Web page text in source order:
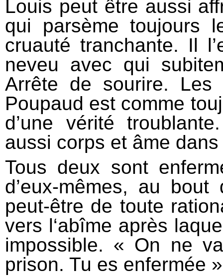
Louis peut être aussi
qui parsème toujours
cruauté tranchante. Il
neveu avec qui
Arrête de sourire. Les
Poupaud est comme
d’une vérité
aussi corps et âme
Tous deux sont
d’eux-mêmes, au bout
peut-être de toute
vers l‘abîme après
impossible. « On ne
prison. Tu es enfermée